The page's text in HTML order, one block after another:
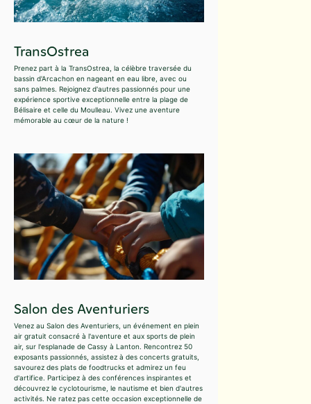
TransOstrea
Prenez part à la TransOstrea, la célèbre traversée du
bassin d'Arcachon en nageant en eau libre, avec ou
sans palmes. Rejoignez d'autres passionnés pour une
expérience sportive exceptionnelle entre la plage de
Bélisaire et celle du Moulleau. Vivez une aventure
mémorable au cœur de la nature !
Salon des Aventuriers
Venez au Salon des Aventuriers, un événement en plein
air gratuit consacré à l'aventure et aux sports de plein
air, sur l'esplanade de Cassy à Lanton. Rencontrez 50
exposants passionnés, assistez à des concerts gratuits,
savourez des plats de foodtrucks et admirez un feu
d'artifice. Participez à des conférences inspirantes et
découvrez le cyclotourisme, le nautisme et bien d'autres
activités. Ne ratez pas cette occasion exceptionnelle de